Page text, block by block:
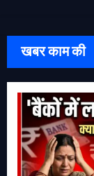
खबर काम की